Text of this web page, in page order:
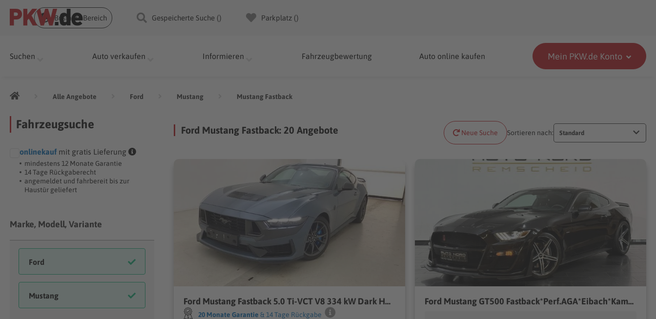
Business Bereich Gespeicherte Suche () Parkplatz ()
Suchen Auto verkaufen Informieren Fahrzeugbewertung Auto online kaufen Mein PKW.de Konto
Alle Angebote Ford Mustang Mustang Fastback
Fahrzeugsuche
onlinekauf mit gratis Lieferung
mindestens 12 Monate Garantie
14 Tage Rückgaberecht
angemeldet und fahrbereit bis zur
Haustür geliefert
Marke, Modell, Variante
Ford Mustang Fastback: 20 Angebote Neue Suche Sortieren nach: Standard
Ford Mustang Fastback 5.0 Ti-VCT V8 334 kW Dark Horse
20 Monate Garantie & 14 Tage Rückgabe
Ford Mustang GT500 Fastback*Perf.AGA*Eibach*Kamera*